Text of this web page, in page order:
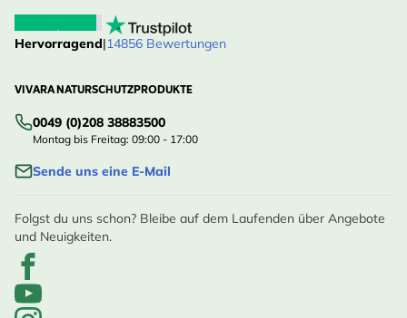
Hervorragend|14856 Bewertungen
VIVARA NATURSCHUTZPRODUKTE
0049 (0)208 38883500
Montag bis Freitag: 09:00 - 17:00
Sende uns eine E-Mail
Folgst du uns schon? Bleibe auf dem Laufenden über Angebote
und Neuigkeiten.